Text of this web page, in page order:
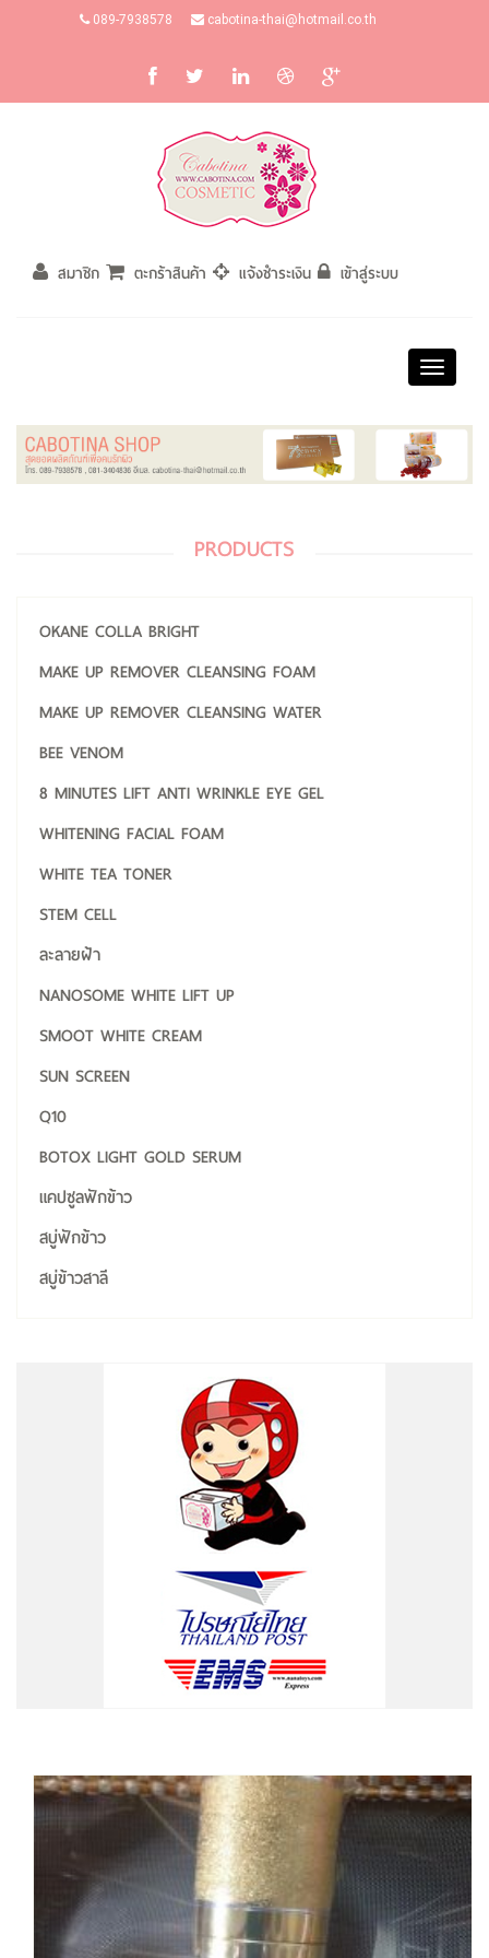
089-7938578 cabotina-thai@hotmail.co.th
สมาชิก ตะกร้าสินค้า แจ้งชำระเงิน เข้าสู่ระบบ
Toggle
PRODUCTS
OKANE COLLA BRIGHT
MAKE UP REMOVER CLEANSING FOAM
MAKE UP REMOVER CLEANSING WATER
BEE VENOM
8 MINUTES LIFT ANTI WRINKLE EYE GEL
WHITENING FACIAL FOAM
WHITE TEA TONER
STEM CELL
ละลายฝ้า
NANOSOME WHITE LIFT UP
SMOOT WHITE CREAM
SUN SCREEN
Q10
BOTOX LIGHT GOLD SERUM
แคปซูลฟักข้าว
สบู่ฟักข้าว
สบู่ข้าวสาลี